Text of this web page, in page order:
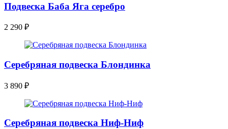
Подвеска Баба Яга серебро
2 290 ₽
Серебряная подвеска Блондинка
3 890 ₽
Серебряная подвеска Ниф-Ниф